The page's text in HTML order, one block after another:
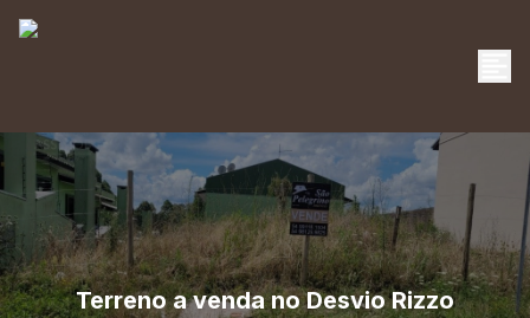
Terreno a venda no Desvio Rizzo